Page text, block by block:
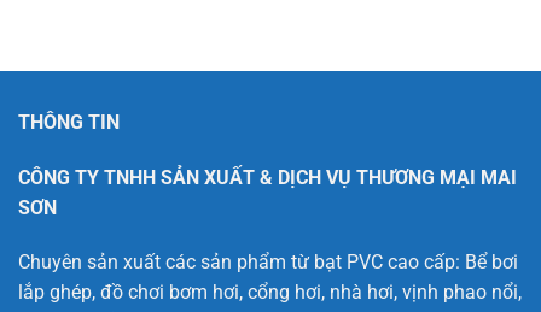
THÔNG TIN
CÔNG TY TNHH SẢN XUẤT & DỊCH VỤ THƯƠNG MẠI MAI
SƠN
Chuyên sản xuất các sản phẩm từ bạt PVC cao cấp: Bể bơi
lắp ghép, đồ chơi bơm hơi, cổng hơi, nhà hơi, vịnh phao nổi,